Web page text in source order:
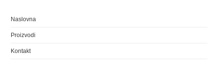
Naslovna
Proizvodi
Kontakt